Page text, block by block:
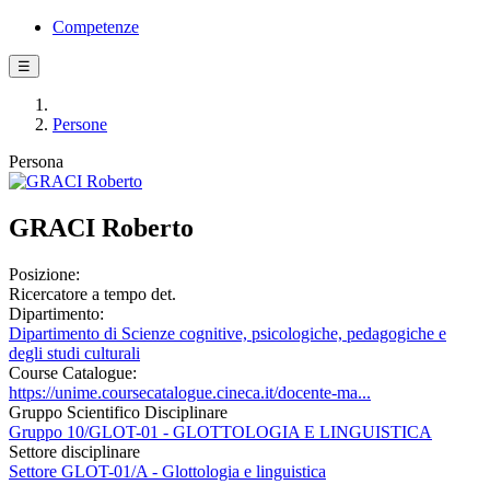
Competenze
☰
Persone
Persona
GRACI Roberto
Posizione:
Ricercatore a tempo det.
Dipartimento:
Dipartimento di Scienze cognitive, psicologiche, pedagogiche e
degli studi culturali
Course Catalogue:
https://unime.coursecatalogue.cineca.it/docente-ma...
Gruppo Scientifico Disciplinare
Gruppo 10/GLOT-01 - GLOTTOLOGIA E LINGUISTICA
Settore disciplinare
Settore GLOT-01/A - Glottologia e linguistica